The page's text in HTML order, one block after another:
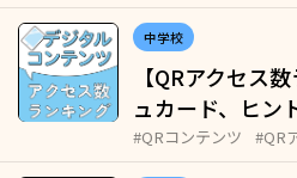
中学校
【QRアクセス
ュカード、ヒン
#QRコンテンツ #QR